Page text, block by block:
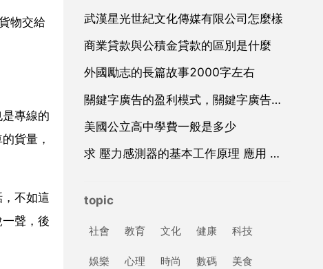
物交給
專線的
貨量，
不如這
聲，後
武漢星光世紀文化傳媒有限公司怎麼樣
商業貸款與公積金貸款的區別是什麼
外國勵志的長篇故事2000字左右
關鍵字廣告的盈利模式，關鍵字廣告廣告
美國公立高中學費一般是多少
求 壓力感測器的基本工作原理 應用 和設計 方面的資料
topic
社會 教育 文化 健康 科技
娛樂 心理 時尚 數碼 美食